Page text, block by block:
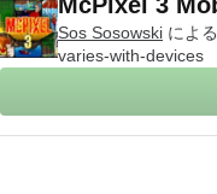
Sos Sosowski による
varies-with-devices